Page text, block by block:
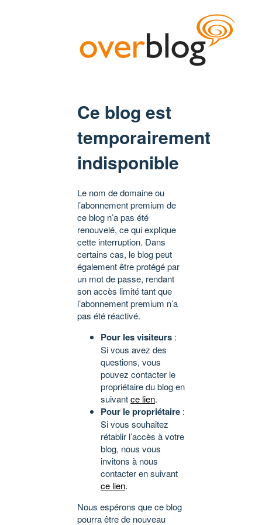
Ce blog est
temporairement
indisponible
Le nom de domaine ou
l’abonnement premium de
ce blog n’a pas été
renouvelé, ce qui explique
cette interruption. Dans
certains cas, le blog peut
également être protégé par
un mot de passe, rendant
son accès limité tant que
l’abonnement premium n’a
pas été réactivé.
Pour les visiteurs :
Si vous avez des
questions, vous
pouvez contacter le
propriétaire du blog en
suivantce lien.
Pour le propriétaire :
Si vous souhaitez
rétablir l’accès à votre
blog, nous vous
invitons à nous
contacter en suivant
ce lien.
Nous espérons que ce blog
pourra être de nouveau